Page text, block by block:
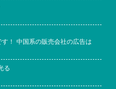
！ 中国系の販売会社の広告は
る